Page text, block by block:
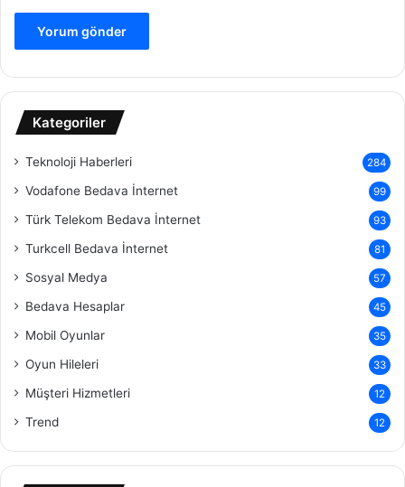
Kategoriler
Teknoloji Haberleri 284
Vodafone Bedava İnternet 99
Türk Telekom Bedava İnternet 93
Turkcell Bedava İnternet 81
Sosyal Medya 57
Bedava Hesaplar 45
Mobil Oyunlar 35
Oyun Hileleri 33
Müşteri Hizmetleri 12
Trend 12